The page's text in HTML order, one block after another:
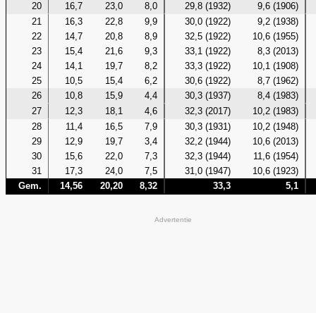
20
16,7 23,0 8,0 29,8 (1932)
9,6 (1906)
21
16,3 22,8 9,9 30,0 (1922)
9,2 (1938)
22
14,7 20,8 8,9 32,5 (1922)
10,6 (1955)
23
15,4 21,6 9,3 33,1 (1922)
8,3 (2013)
24
14,1 19,7 8,2 33,3 (1922)
10,1 (1908)
25
10,5 15,4 6,2 30,6 (1922)
8,7 (1962)
26
10,8 15,9 4,4 30,3 (1937)
8,4 (1983)
27
12,3 18,1 4,6 32,3 (2017)
10,2 (1983)
28
11,4 16,5 7,9 30,3 (1931)
10,2 (1948)
29
12,9 19,7 3,4 32,2 (1944)
10,6 (2013)
30
15,6 22,0 7,3 32,3 (1944)
11,6 (1954)
31
17,3 24,0 7,5 31,0 (1947)
10,6 (1923)
Gem.
14,56 20,20 8,32 33,3 5,1
Advertentie